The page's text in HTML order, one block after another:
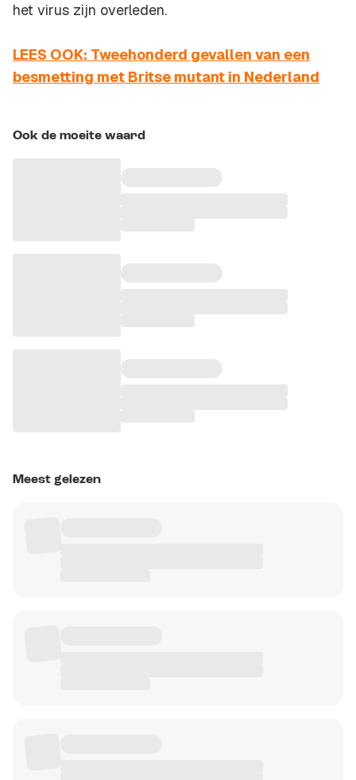
het virus zijn overleden.
LEES OOK: Tweehonderd gevallen van een
besmetting met Britse mutant in Nederland
Ook de moeite waard
Meest gelezen